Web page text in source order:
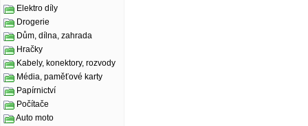
Elektro díly
Drogerie
Dům, dílna, zahrada
Hračky
Kabely, konektory, rozvody
Média, paměťové karty
Papírnictví
Počítače
Auto moto